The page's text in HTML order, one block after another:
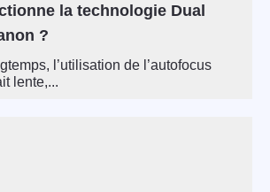
la technologie Dual
?
l’utilisation de l’autofocus
lente,...